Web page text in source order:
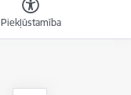
Piekļūstamība